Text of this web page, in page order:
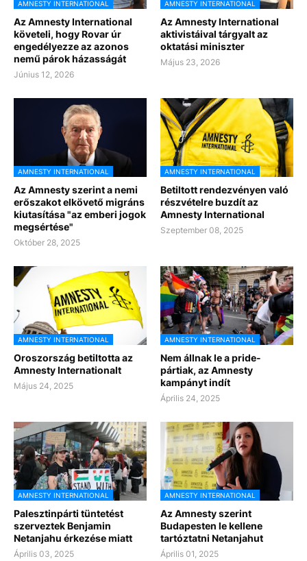
AMNESTY INTERNATIONAL
Az Amnesty International
követeli, hogy Rovar úr
engedélyezze az azonos
nemű párok házasságát
Június 12, 2026
AMNESTY INTERNATIONAL
Az Amnesty International
aktivistáival tárgyalt az
oktatási miniszter
Május 23, 2026
AMNESTY INTERNATIONAL
Az Amnesty szerint a nemi
erőszakot elkövető migráns
kiutasítása "az emberi jogok
megsértése"
Október 28, 2025
AMNESTY INTERNATIONAL
Betiltott rendezvényen való
részvételre buzdít az
Amnesty International
Szeptember 08, 2025
AMNESTY INTERNATIONAL
Oroszország betiltotta az
Amnesty Internationalt
Május 24, 2025
AMNESTY INTERNATIONAL
Nem állnak le a pride-
pártiak, az Amnesty
kampányt indít
Április 24, 2025
AMNESTY INTERNATIONAL
Palesztinpárti tüntetést
szerveztek Benjamin
Netanjahu érkezése miatt
Április 03, 2025
AMNESTY INTERNATIONAL
Az Amnesty szerint
Budapesten le kellene
tartóztatni Netanjahut
Április 01, 2025